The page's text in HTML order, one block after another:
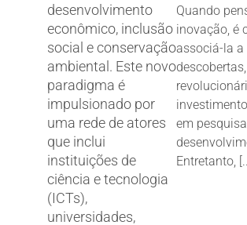
desenvolvimento
econômico, inclusão
social e conservação
ambiental. Este novo
paradigma é
impulsionado por
uma rede de atores
que inclui
instituições de
ciência e tecnologia
(ICTs),
universidades,
Quando
inovação, é
associá-la a
em
Entretanto,